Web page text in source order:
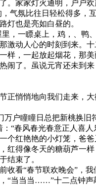
家家灯火通明，户户
气氛比往日轻松得多，
灯也是亮如白昼的。
，一瞟桌上，鸡，、鸭
激动人心的时刻到来。
样，一起放起烟花，那美
了。虽说元宵还未到
悄悄地向我们走来，
户瞳瞳日总把新桃换
“春风春光春意正人喜
红艳艳的小灯笼，爸
红得像冬天的糖葫芦一
结束了。
看“春节联欢晚会”，
“当当当……”十二点钟